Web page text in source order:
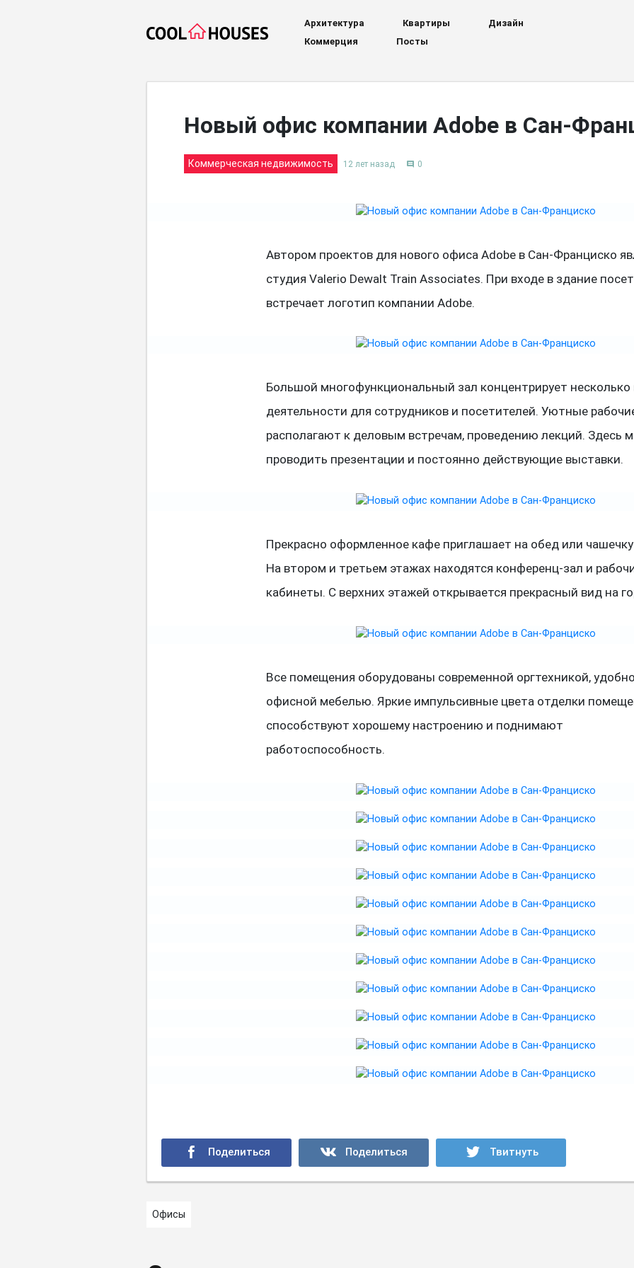
Архитектура Квартиры
Дизайн
Коммерция
Посты
Новый офис компании Adobe в Сан-
Коммерческая недвижимость 12 лет назад comment 0
Автором проектов для нового офиса Adobe в Сан-Франциско
студия Valerio Dewalt Train Associates. При входе в здание
встречает логотип компании Adobe.
Большой многофункциональный зал концентрирует несколько
деятельности для сотрудников и посетителей. Уютные
располагают к деловым встречам, проведению лекций. Здесь
проводить презентации и постоянно действующие выставки.
Прекрасно оформленное кафе приглашает на обед или
На втором и третьем этажах находятся конференц-зал и
кабинеты. С верхних этажей открывается прекрасный вид на
Все помещения оборудованы современной оргтехникой,
офисной мебелью. Яркие импульсивные цвета отделки
способствуют хорошему настроению и поднимают
работоспособность.
Офисы